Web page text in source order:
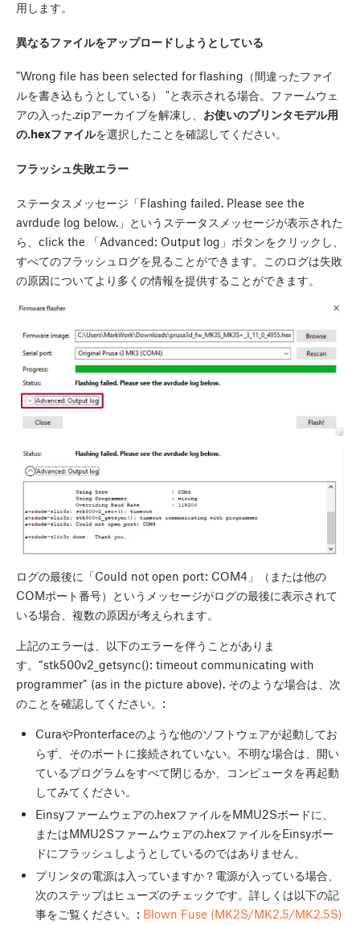
用します。
異なるファイルをアップロードしようとしている
"Wrong file has been selected for flashing（間違ったファイ
ルを書き込もうとしている） "と表示される場合。ファームウェ
アの入った.zipアーカイブを解凍し、 お使いのプリンタモデル用
の.hexファイルを選択したことを確認してください。
フラッシュ失敗エラー
ステータスメッセージ「Flashing failed. Please see the
avrdude log below.」というステータスメッセージが表示された
ら、click the 「Advanced: Output log」ボタンをクリックし、
すべてのフラッシュログを見ることができます。このログは失敗
の原因についてより多くの情報を提供することができます。
ログの最後に「Could not open port: COM4」（または他の
COMポート番号）というメッセージがログの最後に表示されて
いる場合、複数の原因が考えられます。
上記のエラーは、以下のエラーを伴うことがありま
す。“stk500v2_getsync(): timeout communicating with
programmer” (as in the picture above). そのような場合は、次
のことを確認してください。:
CuraやPronterfaceのような他のソフトウェアが起動してお
らず、そのポートに接続されていない。不明な場合は、開い
ているプログラムをすべて閉じるか、コンピュータを再起動
してみてください。
Einsyファームウェアの.hexファイルをMMU2Sボードに、
またはMMU2Sファームウェアの.hexファイルをEinsyボー
ドにフラッシュしようとしているのではありません。
プリンタの電源は入っていますか？電源が入っている場合、
次のステップはヒューズのチェックです。詳しくは以下の記
事をご覧ください。: Blown Fuse (MK2S/MK2.5/MK2.5S)